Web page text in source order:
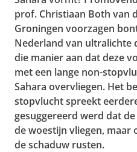
prof. Christiaan Both van
Groningen voorzagen
Nederland van ultralichte
die manier aan dat deze
met een lange non-
Sahara overvliegen. Het
stopvlucht spreekt
gesuggereerd werd dat
de woestijn vliegen, maar
de schaduw rusten.